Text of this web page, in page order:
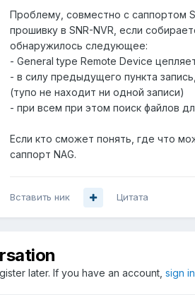
Проблему, совместно с саппортом
прошивку в SNR-NVR, если
обнаружилось следующее:
- General type Remote Device
- в силу предыдущего пункта
(тупо не находит ни одной записи)
- при всем при этом поиск файлов
Если кто сможет понять, где что
саппорт NAG.
Вставить ник Цитата
later. If you have an account, sign